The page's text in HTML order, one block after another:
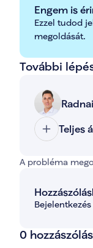
Engem is
Ezzel tudod
megoldását.
További
Teljes
A probléma
0 hozzászólás